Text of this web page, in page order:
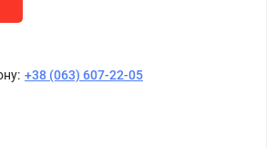
+38 (063) 607-22-05